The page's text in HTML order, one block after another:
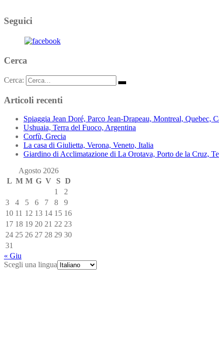
Seguici
Cerca
Cerca:
Articoli recenti
Spiaggia Jean Doré, Parco Jean-Drapeau, Montreal, Quebec,
Ushuaia, Terra del Fuoco, Argentina
Corfù, Grecia
La casa di Giulietta, Verona, Veneto, Italia
Giardino di Acclimatazione di La Orotava, Porto de la Cruz,
Agosto 2026
L M M G V S D
1
2
3
4 5 6 7 8
9
10 11 12 13 14 15 16
17 18 19 20 21 22 23
24 25 26 27 28 29 30
31
« Giu
Scegli una lingua